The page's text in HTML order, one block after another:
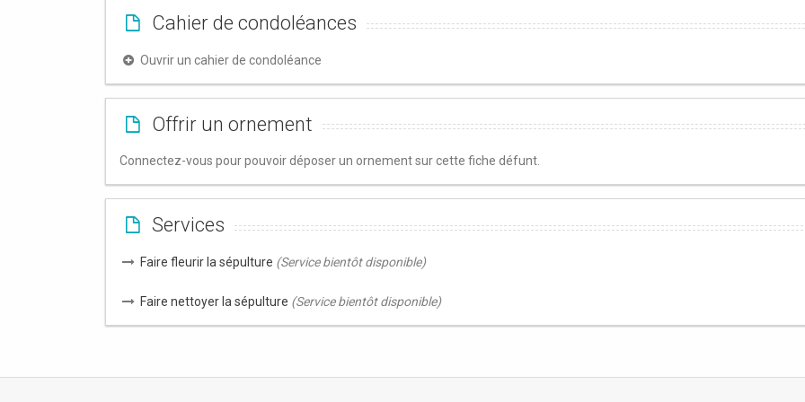
Cahier de condoléances
Ouvrir un cahier de condoléance
Offrir un ornement
Connectez-vous pour pouvoir déposer un ornement sur cette fiche défunt.
Services
Faire fleurir la sépulture (Service bientôt disponible)
Faire nettoyer la sépulture (Service bientôt disponible)